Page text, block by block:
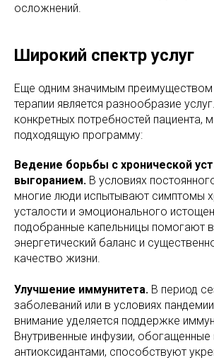
осложнений.
Широкий спектр услуг
Еще одним значимым преимуществом
терапии является разнообразие
конкретных потребностей пациента,
подходящую программу:
Ведение борьбы с хронической
выгоранием. В условиях
многие люди испытывают симптомы
усталости и эмоционального
подобранные капельницы помогают
энергетический баланс и
качество жизни.
Улучшение иммунитета. В период
заболеваний или в условиях
внимание уделяется поддержке
Внутривенные инфузии, обогащенные
антиоксидантами, способствуют